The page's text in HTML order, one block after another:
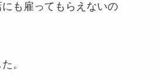
も雇ってもらえないの
。